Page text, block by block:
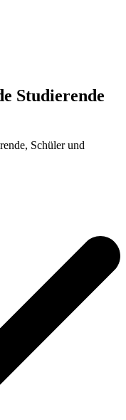
Studierende
Schüler und